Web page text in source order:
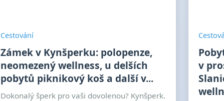
Cestování
Zámek v Kynšperku: polopenze,
neomezený wellness, u delších
pobytů piknikový koš a další v...
Dokonalý šperk pro vaši dovolenou? Kynšperk.
v